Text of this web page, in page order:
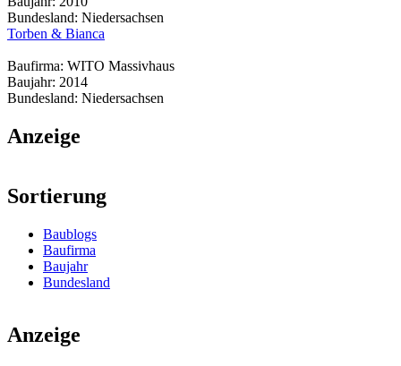
Bundesland: Niedersachsen
Torben & Bianca
Baufirma: WITO Massivhaus
Baujahr: 2014
Bundesland: Niedersachsen
Anzeige
Sortierung
Baublogs
Baufirma
Baujahr
Bundesland
Anzeige